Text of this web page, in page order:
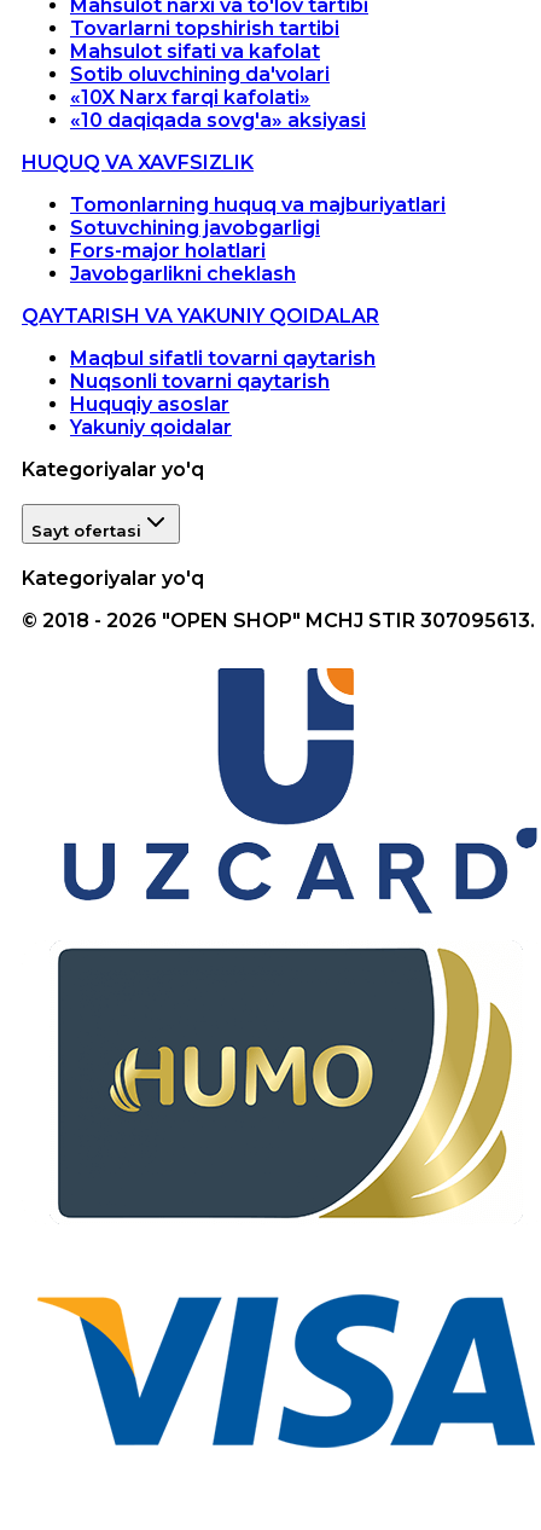
Mahsulot narxi va to'lov tartibi
Tovarlarni topshirish tartibi
Mahsulot sifati va kafolat
Sotib oluvchining da'volari
«10X Narx farqi kafolati»
«10 daqiqada sovg'a» aksiyasi
HUQUQ VA XAVFSIZLIK
Tomonlarning huquq va majburiyatlari
Sotuvchining javobgarligi
Fors-major holatlari
Javobgarlikni cheklash
QAYTARISH VA YAKUNIY QOIDALAR
Maqbul sifatli tovarni qaytarish
Nuqsonli tovarni qaytarish
Huquqiy asoslar
Yakuniy qoidalar
Kategoriyalar yo'q
Sayt ofertasi
Kategoriyalar yo'q
© 2018 - 2026 "OPEN SHOP" MCHJ STIR 307095613.